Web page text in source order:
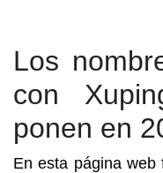
Los
con
ponen en
En esta página web